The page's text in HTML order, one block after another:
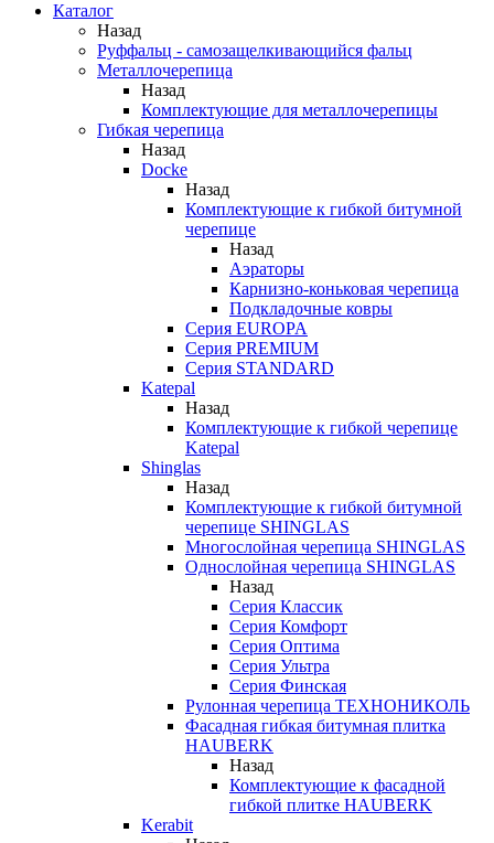
Каталог
Назад
Руффальц - самозащелкивающийся фальц
Металлочерепица
Назад
Комплектующие для металлочерепицы
Гибкая черепица
Назад
Docke
Назад
Комплектующие к гибкой битумной
черепице
Назад
Аэраторы
Карнизно-коньковая черепица
Подкладочные ковры
Серия EUROPA
Серия PREMIUM
Серия STANDARD
Katepal
Назад
Комплектующие к гибкой черепице
Katepal
Shinglas
Назад
Комплектующие к гибкой битумной
черепице SHINGLAS
Многослойная черепица SHINGLAS
Однослойная черепица SHINGLAS
Назад
Серия Классик
Серия Комфорт
Серия Оптима
Серия Ультра
Серия Финская
Рулонная черепица ТЕХНОНИКОЛЬ
Фасадная гибкая битумная плитка
HAUBERK
Назад
Комплектующие к фасадной
гибкой плитке HAUBERK
Kerabit